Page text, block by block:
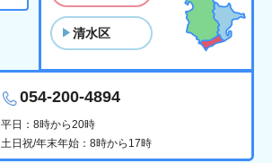
清水区
054-200-4894
平日：8時から20時
土日祝/年末年始：8時から17時